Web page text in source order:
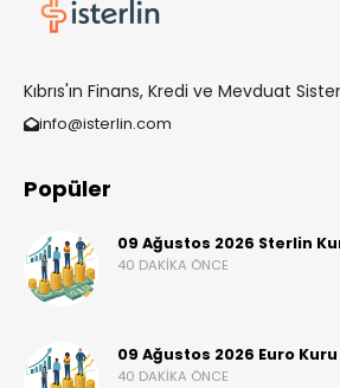
Kıbrıs'ın Finans, Kredi ve Mevduat
info@isterlin.com
Popüler
09 Ağustos 2026 Sterlin
40 DAKIKA ÖNCE
09 Ağustos 2026 Euro Kuru
40 DAKIKA ÖNCE